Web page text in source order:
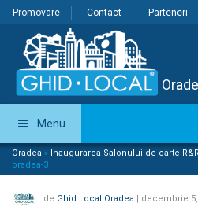
Promovare Contact Parteneri
Menu
Oradea » Inaugurarea Salonului de carte
oradea-3
de Ghid Local Oradea | decembrie 5,